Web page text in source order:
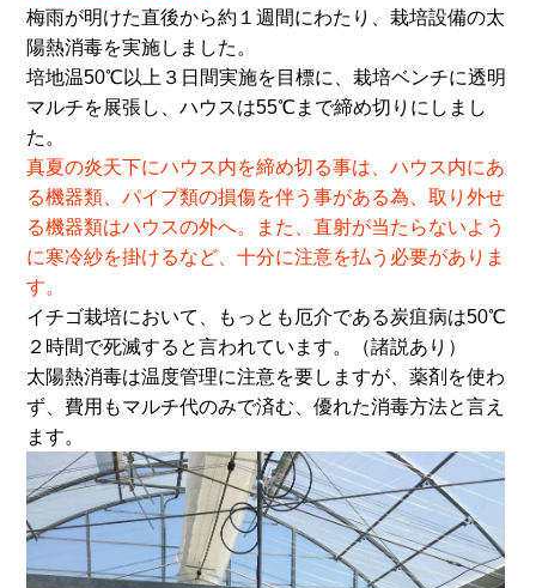
梅雨が明けた直後から約１週間にわたり、栽培設備の太
陽熱消毒を実施しました。
培地温50℃以上３日間実施を目標に、栽培ベンチに透明
マルチを展張し、ハウスは55℃まで締め切りにしまし
た。
真夏の炎天下にハウス内を締め切る事は、ハウス内にあ
る機器類、パイプ類の損傷を伴う事がある為、取り外せ
る機器類はハウスの外へ。また、直射が当たらないよう
に寒冷紗を掛けるなど、十分に注意を払う必要がありま
す。
イチゴ栽培において、もっとも厄介である炭疽病は50℃
２時間で死滅すると言われています。（諸説あり）
太陽熱消毒は温度管理に注意を要しますが、薬剤を使わ
ず、費用もマルチ代のみで済む、優れた消毒方法と言え
ます。